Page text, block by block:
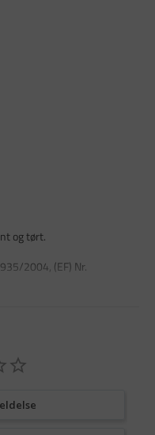
og tørt.
2004, (EF) Nr.